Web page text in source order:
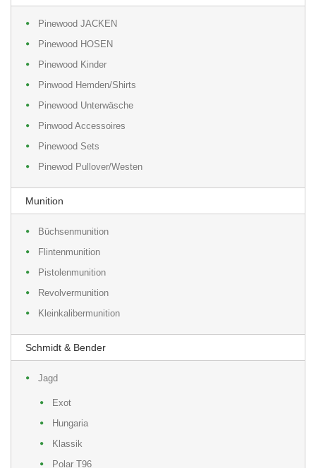
Pinewood JACKEN
Pinewood HOSEN
Pinewood Kinder
Pinwood Hemden/Shirts
Pinewood Unterwäsche
Pinwood Accessoires
Pinewood Sets
Pinewod Pullover/Westen
Munition
Büchsenmunition
Flintenmunition
Pistolenmunition
Revolvermunition
Kleinkalibermunition
Schmidt & Bender
Jagd
Exot
Hungaria
Klassik
Polar T96